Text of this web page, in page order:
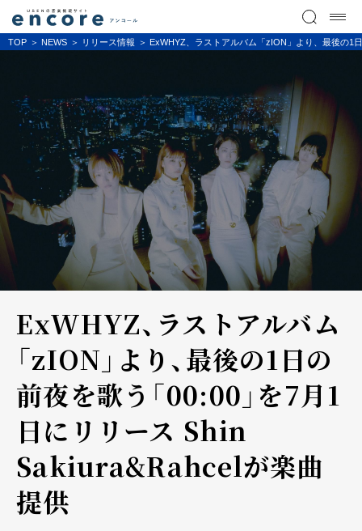
TOP NEWS リリース情報 ExWHYZ、ラストアルバム「zION」より、最後の1
ExWHYZ、ラストアルバム
「zION」より、最後の1日の
前夜を歌う「00:00」を7月1
日にリリース Shin
Sakiura&Rahcelが楽曲
提供